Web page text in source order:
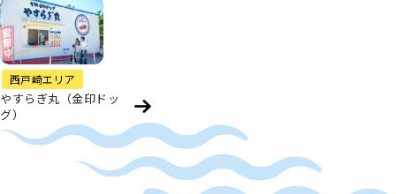
西戸崎エリア
やすらぎ丸（金印ドッ
グ）